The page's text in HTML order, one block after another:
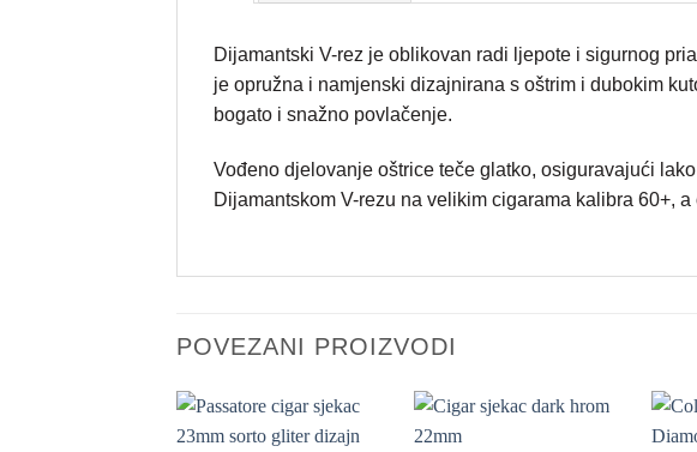
Dijamantski V-rez je oblikovan radi ljepote i sigurnog
je opružna i namjenski dizajnirana s oštrim i dubokim
bogato i snažno povlačenje.
Vođeno djelovanje oštrice teče glatko, osiguravajući
Dijamantskom V-rezu na velikim cigarama kalibra 60+, a
POVEZANI PROIZVODI